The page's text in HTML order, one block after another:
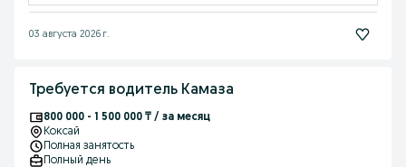
03 августа 2026 г.
Требуется водитель Камаза
800 000 - 1 500 000 ₸ / за месяц
Коксай
Полная занятость
Полный день